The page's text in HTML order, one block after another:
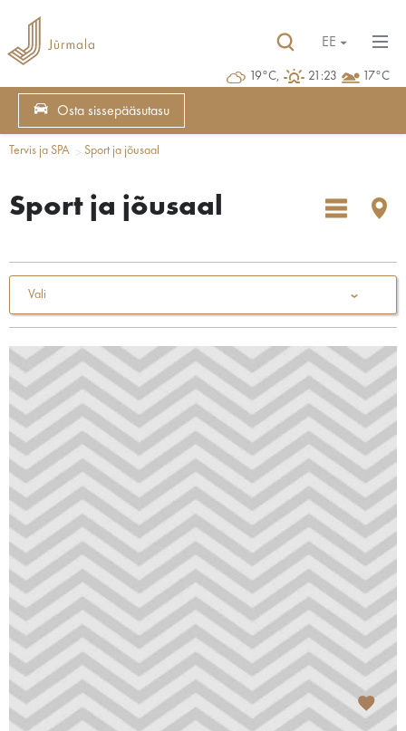
19°C, 21:23 17°C
EE
Osta sissepääsutasu
Tervis ja SPA Sport ja jõusaal
Sport ja jõusaal
Vali